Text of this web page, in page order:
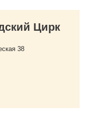
Цирк
38